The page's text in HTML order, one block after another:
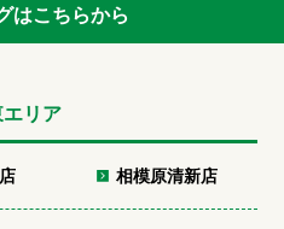
はこちらから
リア
相模原清新店